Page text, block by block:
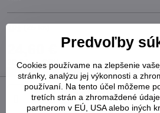
10+
20 €bez DPH
Do
Predvoľby
Cookies používame na zlepšenie
stránky, analýzu jej výkonnosti a
používaní. Na tento účel môžeme
tretích strán a zhromaždené
partnerom v EÚ, USA alebo iných